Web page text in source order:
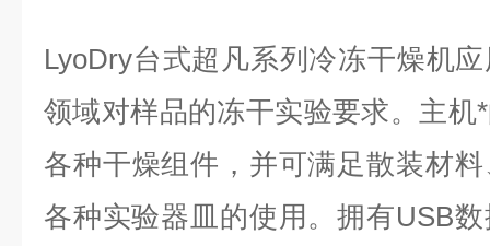
LyoDry台式超凡系列冷冻干燥机
领域对样品的冻干实验要求。主机
各种干燥组件，并可满足散装材
各种实验器皿的使用。拥有USB